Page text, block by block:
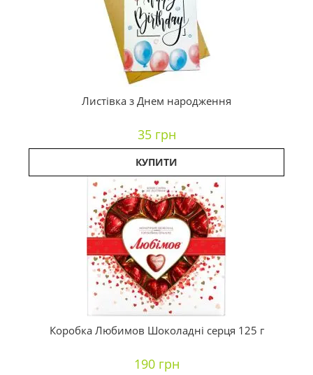
Листівка з Днем народження
35 грн
КУПИТИ
Коробка Любимов Шоколадні серця 125 г
190 грн